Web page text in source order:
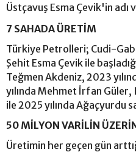
Üstçavuş Esma Çevik'in adı
7 SAHADA ÜRETİM
Türkiye Petrolleri; Cudi-
Şehit Esma Çevik ile
Teğmen Akdeniz, 2023
yılında Mehmet İrfan
ile 2025 yılında Ağaçyurdu
50 MİLYON VARİLİN
Üretimin her geçen gün